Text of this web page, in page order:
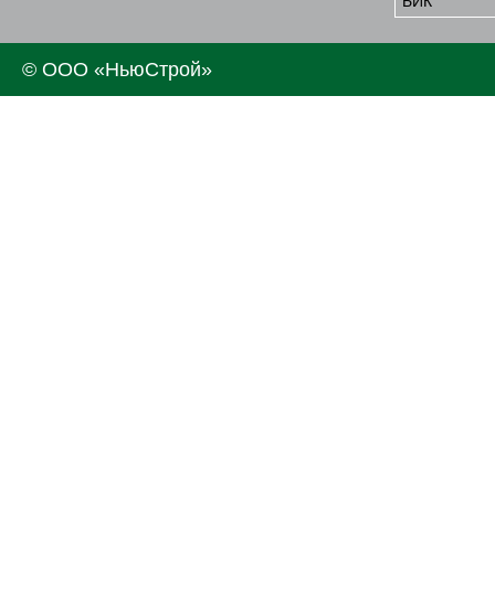
© ООО «НьюСтрой»